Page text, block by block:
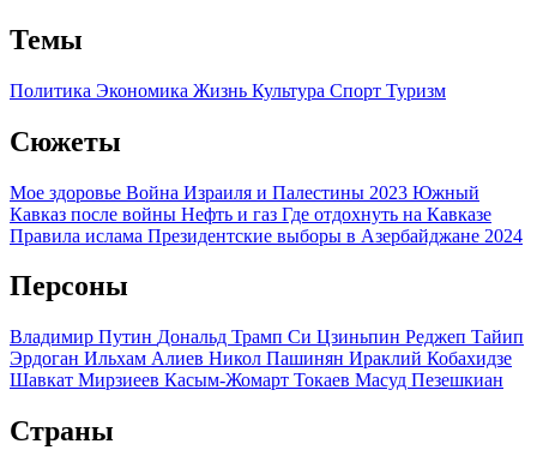
Темы
Политика Экономика Жизнь Культура Спорт Туризм
Сюжеты
Мое здоровье Война Израиля и Палестины 2023 Южный
Кавказ после войны Нефть и газ Где отдохнуть на Кавказе
Правила ислама Президентские выборы в Азербайджане 2024
Персоны
Владимир Путин Дональд Трамп Си Цзиньпин Реджеп Тайип
Эрдоган Ильхам Алиев Никол Пашинян Ираклий Кобахидзе
Шавкат Мирзиеев Касым-Жомарт Токаев Масуд Пезешкиан
Страны